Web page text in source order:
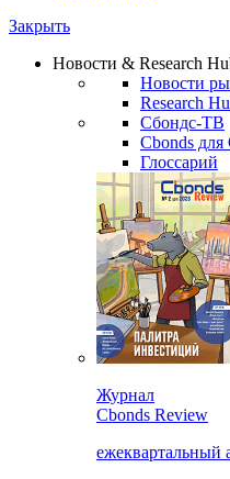
Закрыть
Новости & Research
Новости
Research
Сбондс-ТВ
Cbonds
Глоссарий
Журнал
Cbonds Review
ежеквартальный